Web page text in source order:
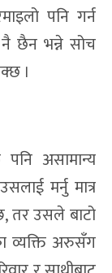
पनि गर्न
छैन भन्ने सोच
।
असामान्य
मर्नु मात्र
तर उसले बाटो
व्यक्ति अरुसँग